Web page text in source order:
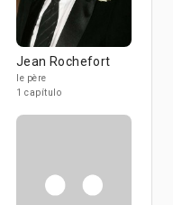
Jean Rochefort
le père
1 capítulo